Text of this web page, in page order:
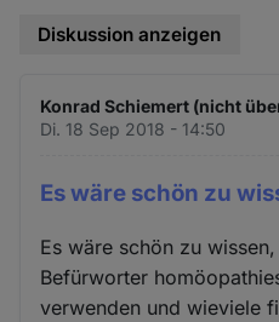
Diskussion anzeigen
Konrad Schiemert (nicht
Di. 18 Sep 2018 - 14:50
Es wäre schön zu
Es wäre schön zu
Befürworter
verwenden und wieviele